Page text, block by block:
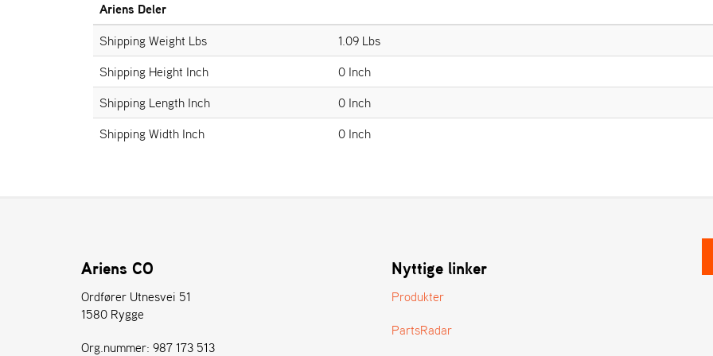
Ariens Deler
Shipping Weight Lbs
1.09 Lbs
Shipping Height Inch
0 Inch
Shipping Length Inch
0 Inch
Shipping Width Inch
0 Inch
Ariens CO
Ordfører Utnesvei 51
1580 Rygge
Org.nummer: 987 173 513
Nyttige linker
Produkter
PartsRadar